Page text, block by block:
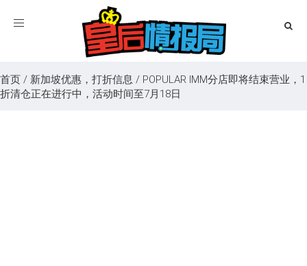
Toggle
首页 / 新加坡优惠，打折信息 / POPULAR IMM分店即将结束营业，1
折清仓正在进行中，活动时间至7月18日